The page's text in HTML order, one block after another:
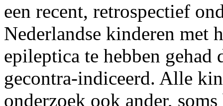
een recent, retrospectief
Nederlandse kinderen met
epileptica te hebben
gecontra-indiceerd. Alle
onderzoek ook ander,